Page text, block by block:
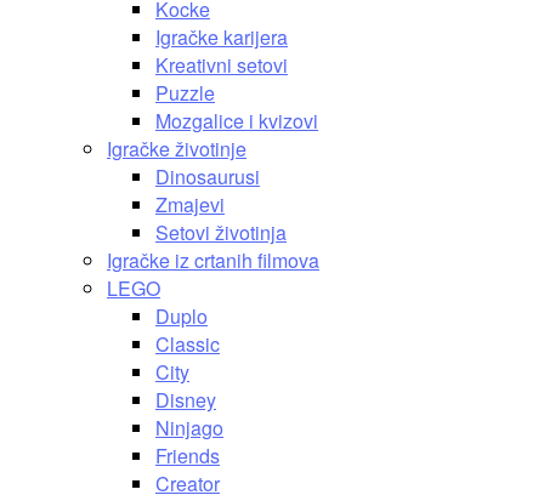
Kocke
Igračke karijera
Kreativni setovi
Puzzle
Mozgalice i kvizovi
Igračke životinje
Dinosaurusi
Zmajevi
Setovi životinja
Igračke iz crtanih filmova
LEGO
Duplo
Classic
City
Disney
Ninjago
Friends
Creator